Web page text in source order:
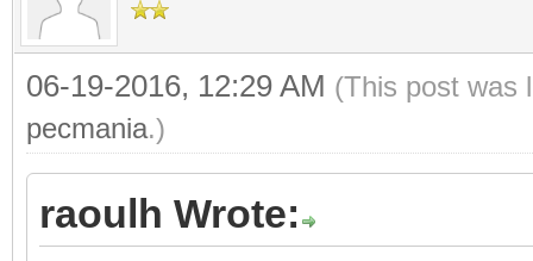
06-19-2016, 12:29 AM (This post was
pecmania.)
raoulh Wrote: